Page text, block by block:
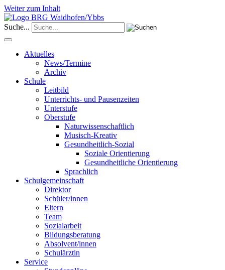
Weiter zum Inhalt
Suche...
Aktuelles
News/Termine
Archiv
Schule
Leitbild
Unterrichts- und Pausenzeiten
Unterstufe
Oberstufe
Naturwissenschaftlich
Musisch-Kreativ
Gesundheitlich-Sozial
Soziale Orientierung
Gesundheitliche Orientierung
Sprachlich
Schulgemeinschaft
Direktor
Schüler/innen
Eltern
Team
Sozialarbeit
Bildungsberatung
Absolvent/innen
Schulärztin
Service